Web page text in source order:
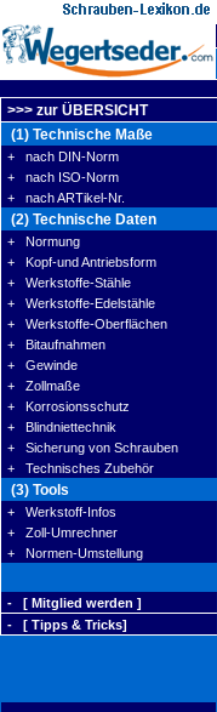
>>> zur ÜBERSICHT
(1) Technische Maße
+ nach DIN-Norm
+ nach ISO-Norm
+ nach ARTikel-Nr.
(2) Technische Daten
+ Normung
+ Kopf-und Antriebsform
+ Werkstoffe-Stähle
+ Werkstoffe-Edelstähle
+ Werkstoffe-Oberflächen
+ Bitaufnahmen
+ Gewinde
+ Zollmaße
+ Korrosionsschutz
+ Blindniettechnik
+ Sicherung von Schrauben
+ Technisches Zubehör
(3) Tools
+ Werkstoff-Infos
+ Zoll-Umrechner
+ Normen-Umstellung
- [ Mitglied werden ]
- [ Tipps & Tricks]